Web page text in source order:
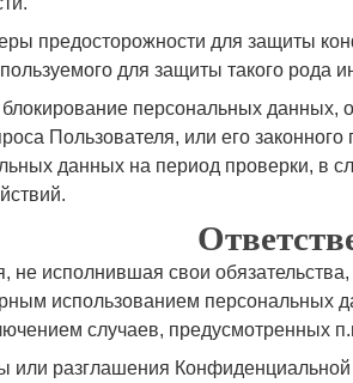
предосторожности для защиты
для защиты такого
персональных
Пользователя, или его
данных на период проверки, в
не исполнившая свои
использованием персональных
случаев, предусмотренных
или разглашения